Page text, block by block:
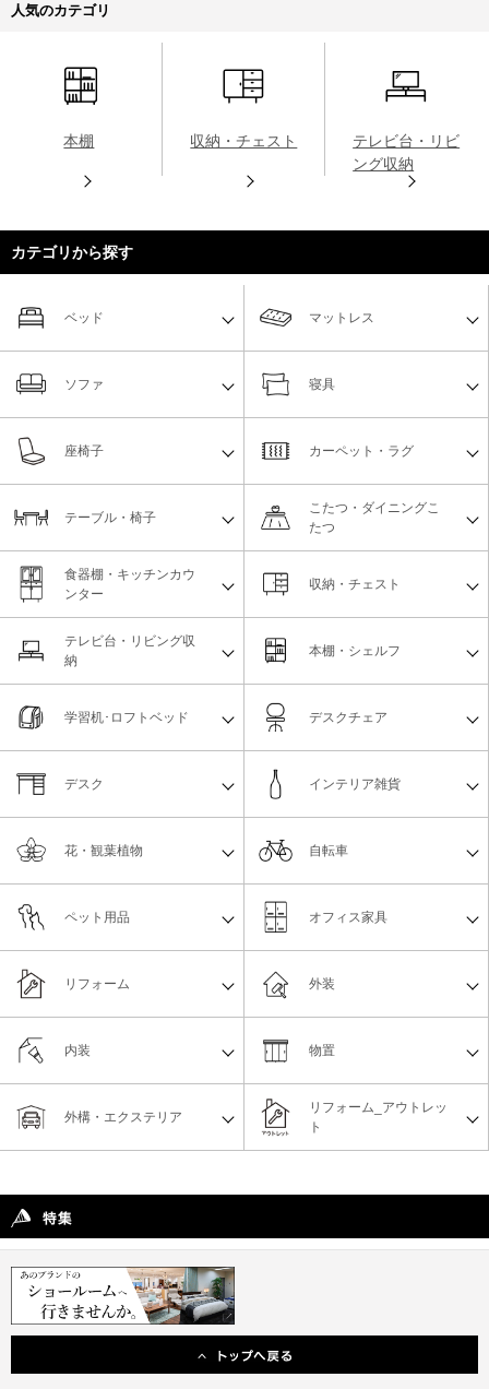
人気のカテゴリ
本棚 収納・チェスト
テレビ台・リビ
ング収納
カテゴリから探す
ベッド マットレス
ソファ 寝具
座椅子 カーペット・ラグ
テーブル・椅子
こたつ・ダイニングこ
たつ
食器棚・キッチンカウ
ンター
収納・チェスト
テレビ台・リビング収
納
本棚・シェルフ
学習机･ロフトベッド デスクチェア
デスク インテリア雑貨
花・観葉植物 自転車
ペット用品 オフィス家具
リフォーム
リフォーム_アウトレッ
ト
物置
外構・エクステリア
外装
内装